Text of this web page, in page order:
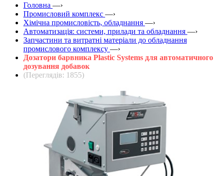
Головна —›
Промисловий комплекс —›
Хімічна промисловість, обладнання —›
Автоматизація: системи, прилади та обладнання —›
Запчастини та витратні матеріали до обладнання
промислового комплексу —›
Дозатори барвника Plastic Systems для автоматичного
дозування добавок
(Переглядів: 1855)